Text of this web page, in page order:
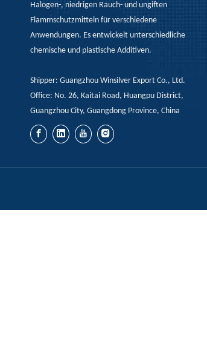
Halogen-, niedrigen Rauch- und ungiften
Flammschutzmitteln für verschiedene
Anwendungen. Es entwickelt unterschiedliche
chemische und plastische Additiven.
Shipper: Guangzhou Winsilver Export Co., Ltd.
Office: No. 26, Kaitai Road, Huangpu District,
Guangzhou City, Guangdong Province, China